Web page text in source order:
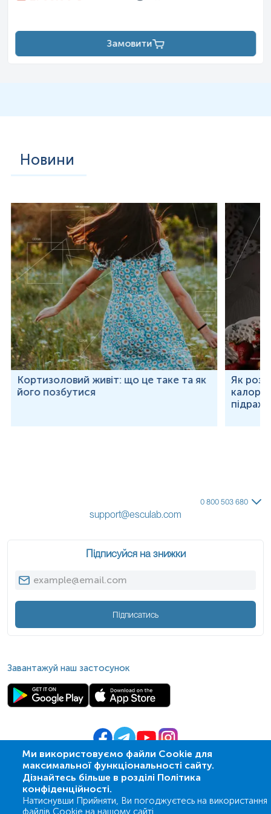
рекомендовано провести відбір біологічного матеріалу через 15-
20 хв після сечовипускання.
перевищують норму.
Замовити
Новини
Кортизоловий живіт: що це таке та як
його позбутися
Як
Ми використовуємо файли Cookie для
максимальної функціональності сайту.
Дізнайтесь більше в розділі Політика
конфіденційності.
Натиснувши Прийняти, Ви погоджуєтесь на використання
файлів Cookie на нашому сайті.
0 800 503 680
support@esculab.com
Підписуйся на знижки
Підписатись
Завантажуй наш застосунок
© 2009- 2026 | ПСМЛ «Ескулаб»